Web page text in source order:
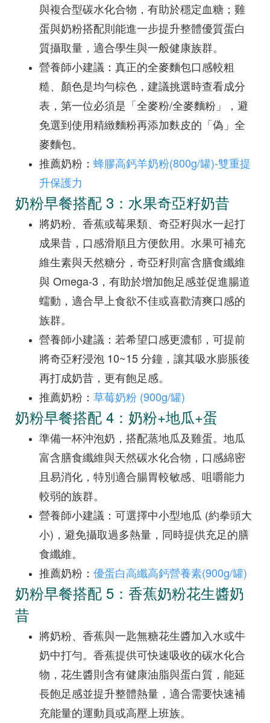
與複合型碳水化合物，有助於穩定血糖；雞
蛋與奶粉搭配則能進一步提升整體優質蛋白
質攝取量，適合學生與一般健康族群。
營養師小建議：真正的全麥麵包口感較粗
糙、顏色是均勻棕色，建議挑選時查看成分
表，第一位必須是「全麥粉/全麥麵粉」，避
免選到使用精緻麵粉再添加麩皮的「偽」全
麥麵包。
推薦奶粉： 蜂膠高鈣羊奶粉(800g/罐)-雙重提
升保護力
奶粉早餐搭配 3：水果奇亞籽奶昔
將奶粉、香蕉或莓果類、奇亞籽與水一起打
成果昔，口感滑順且方便飲用。水果可補充
維生素與天然糖分，奇亞籽則富含膳食纖維
與 Omega-3，有助於增加飽足感並促進腸道
蠕動，適合早上食欲不佳或喜歡清爽口感的
族群。
營養師小建議：若希望口感更濃郁，可提前
將奇亞籽浸泡 10~15 分鐘，讓其吸水膨脹後
再打成奶昔，更有飽足感。
推薦奶粉： 草莓奶粉 (900g/罐)
奶粉早餐搭配 4：奶粉+地瓜+蛋
準備一杯沖泡奶，搭配蒸地瓜及雞蛋。地瓜
富含膳食纖維與天然碳水化合物，口感綿密
且易消化，特別適合腸胃較敏感、咀嚼能力
較弱的族群。
營養師小建議：可選擇中小型地瓜 (約拳頭大
小)，避免攝取過多熱量，同時提供充足的膳
食纖維。
推薦奶粉： 優蛋白高纖高鈣營養素(900g/罐)
奶粉早餐搭配 5：香蕉奶粉花生醬奶
昔
將奶粉、香蕉與一匙無糖花生醬加入水或牛
奶中打勻。香蕉提供可快速吸收的碳水化合
物，花生醬則含有健康油脂與蛋白質，能延
長飽足感並提升整體熱量，適合需要快速補
充能量的運動員或高壓上班族。